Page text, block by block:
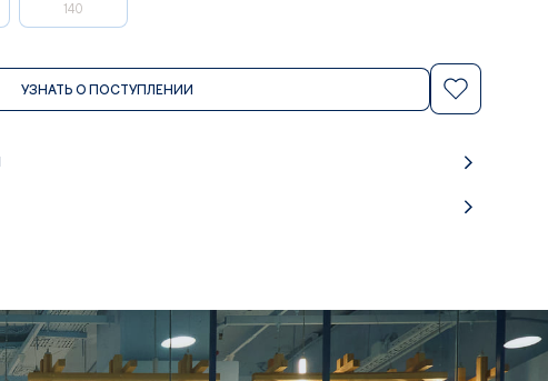
140
УЗНАТЬ О ПОСТУПЛЕНИИ